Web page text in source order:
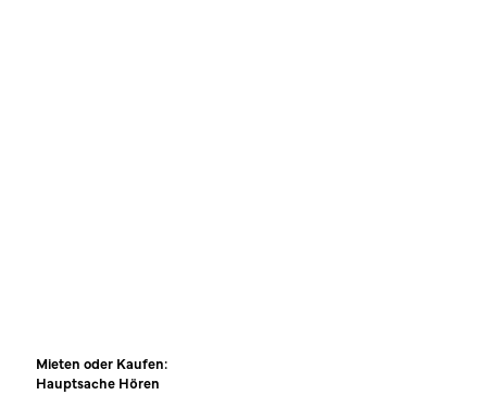
Mieten oder Kaufen:
Hauptsache Hören